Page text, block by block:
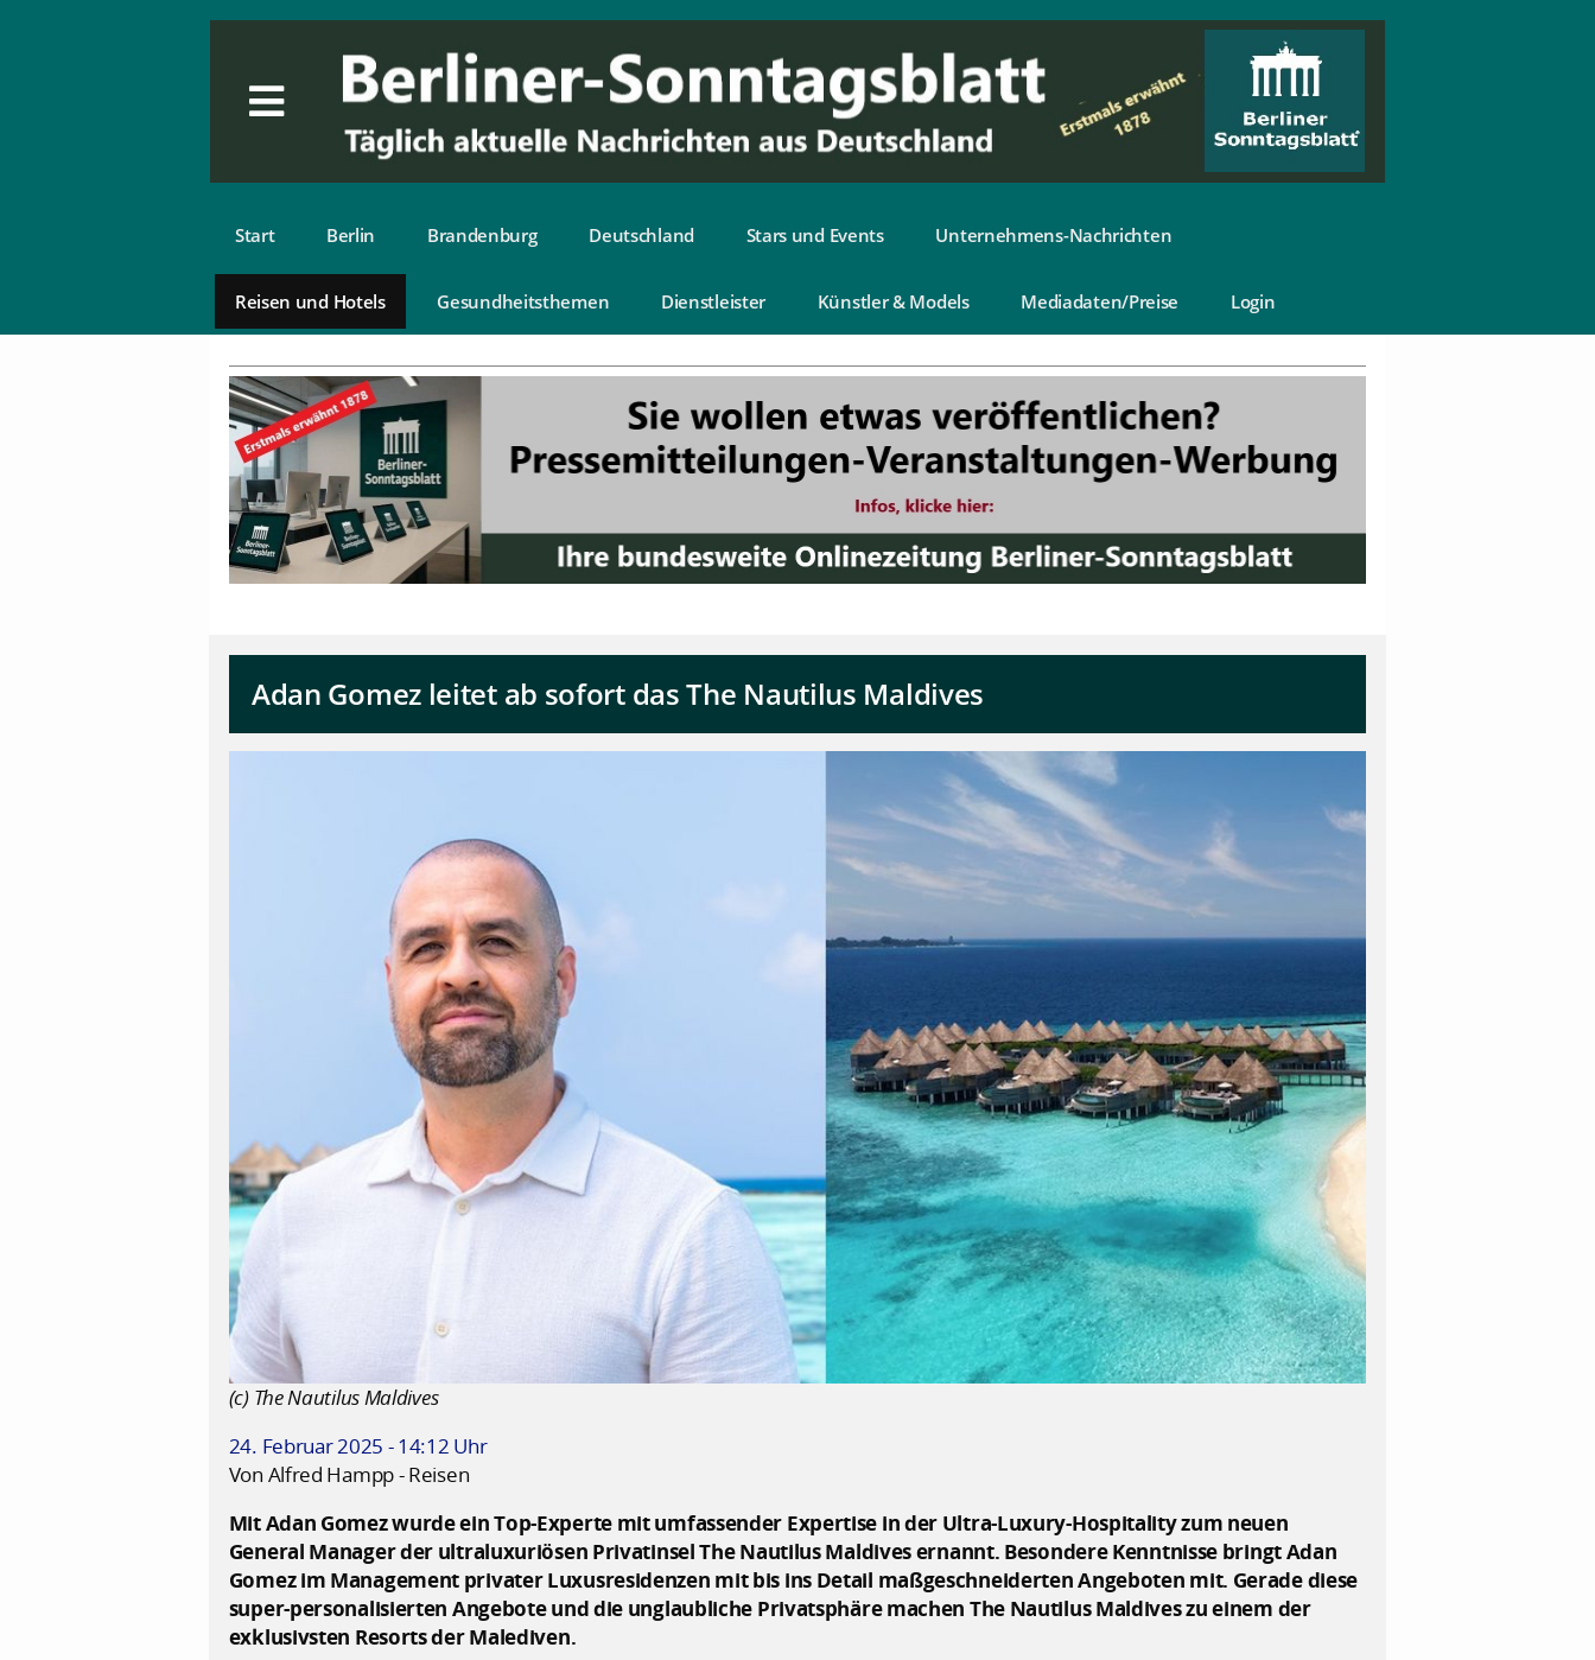
Start Berlin Brandenburg Deutschland Stars und Events Unternehmens-Nachrichten
Reisen und Hotels Gesundheitsthemen Dienstleister Künstler & Models Mediadaten/Preise Login
Adan Gomez leitet ab sofort das The Nautilus Maldives
(c) The Nautilus Maldives
24. Februar 2025 - 14:12 Uhr
Von Alfred Hampp - Reisen
Mit Adan Gomez wurde ein Top-Experte mit umfassender Expertise in der Ultra-Luxury-Hospitality zum neuen
General Manager der ultraluxuriösen Privatinsel The Nautilus Maldives ernannt. Besondere Kenntnisse bringt Adan
Gomez im Management privater Luxusresidenzen mit bis ins Detail maßgeschneiderten Angeboten mit. Gerade diese
super-personalisierten Angebote und die unglaubliche Privatsphäre machen The Nautilus Maldives zu einem der
exklusivsten Resorts der Malediven.